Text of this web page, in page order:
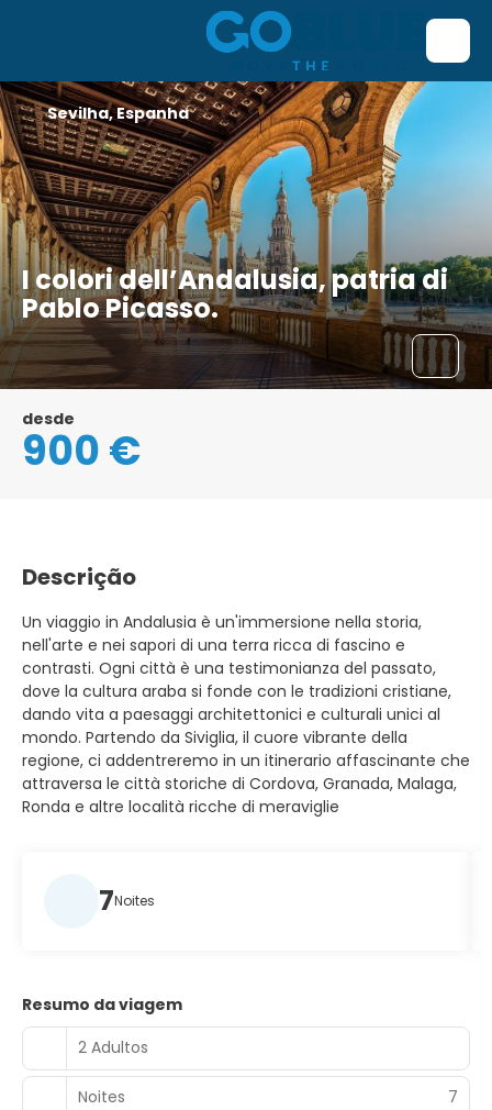
I colori dell’Andalusia, patria di
Pablo Picasso.
Sevilha, Espanha
desde
900 €
Descrição
Un viaggio in Andalusia è un'immersione nella storia,
nell'arte e nei sapori di una terra ricca di fascino e
contrasti. Ogni città è una testimonianza del passato,
dove la cultura araba si fonde con le tradizioni cristiane,
dando vita a paesaggi architettonici e culturali unici al
mondo. Partendo da Siviglia, il cuore vibrante della
regione, ci addentreremo in un itinerario affascinante che
attraversa le città storiche di Cordova, Granada, Malaga,
Ronda e altre località ricche di meraviglie
7Noites
Resumo da viagem
2 Adultos
Noites 7